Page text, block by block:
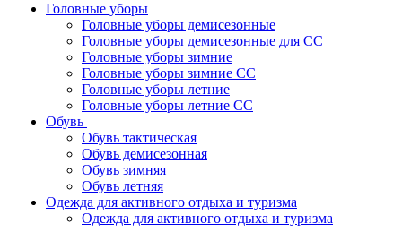
Головные уборы
Головные уборы демисезонные
Головные уборы демисезонные для СС
Головные уборы зимние
Головные уборы зимние СС
Головные уборы летние
Головные уборы летние СС
Обувь
Обувь тактическая
Обувь демисезонная
Обувь зимняя
Обувь летняя
Одежда для активного отдыха и туризма
Одежда для активного отдыха и туризма